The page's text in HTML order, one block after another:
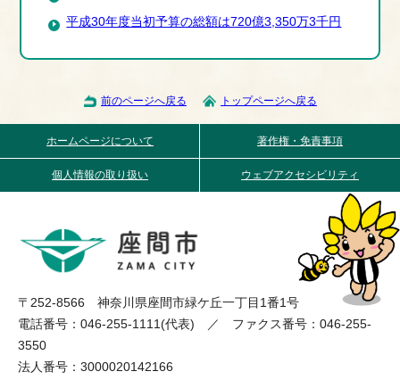
平成30年度当初予算の総額は720億3,350万3千円
前のページへ戻る トップページへ戻る
ホームページについて 著作権・免責事項
個人情報の取り扱い ウェブアクセシビリティ
〒252-8566 神奈川県座間市緑ケ丘一丁目1番1号
電話番号：046-255-1111(代表) ／ ファクス番号：046-255-
3550
法人番号：3000020142166